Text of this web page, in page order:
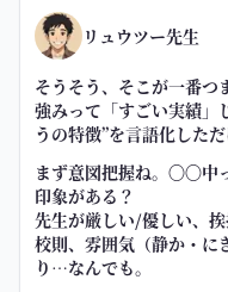
リュウツー先生
そうそう、そこが一番つ
強みって「すごい実績」
うの特徴”を言語化しただ
まず意図把握ね。〇〇中
印象がある？
先生が厳しい/優しい、挨
校則、雰囲気（静か・に
り…なんでも。